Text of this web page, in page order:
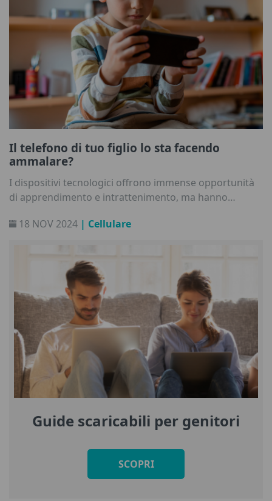
Il telefono di tuo figlio lo sta facendo
ammalare?
I dispositivi tecnologici offrono immense opportunità
di apprendimento e intrattenimento, ma hanno
educatori: la dipendenza dal telefono tra i bambini.
18 NOV 2024 | Cellulare
Guide scaricabili per genitori
SCOPRI